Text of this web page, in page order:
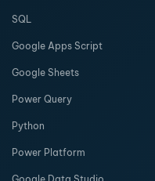
SQL
Google Apps Script
Google Sheets
Power Query
Python
Power Platform